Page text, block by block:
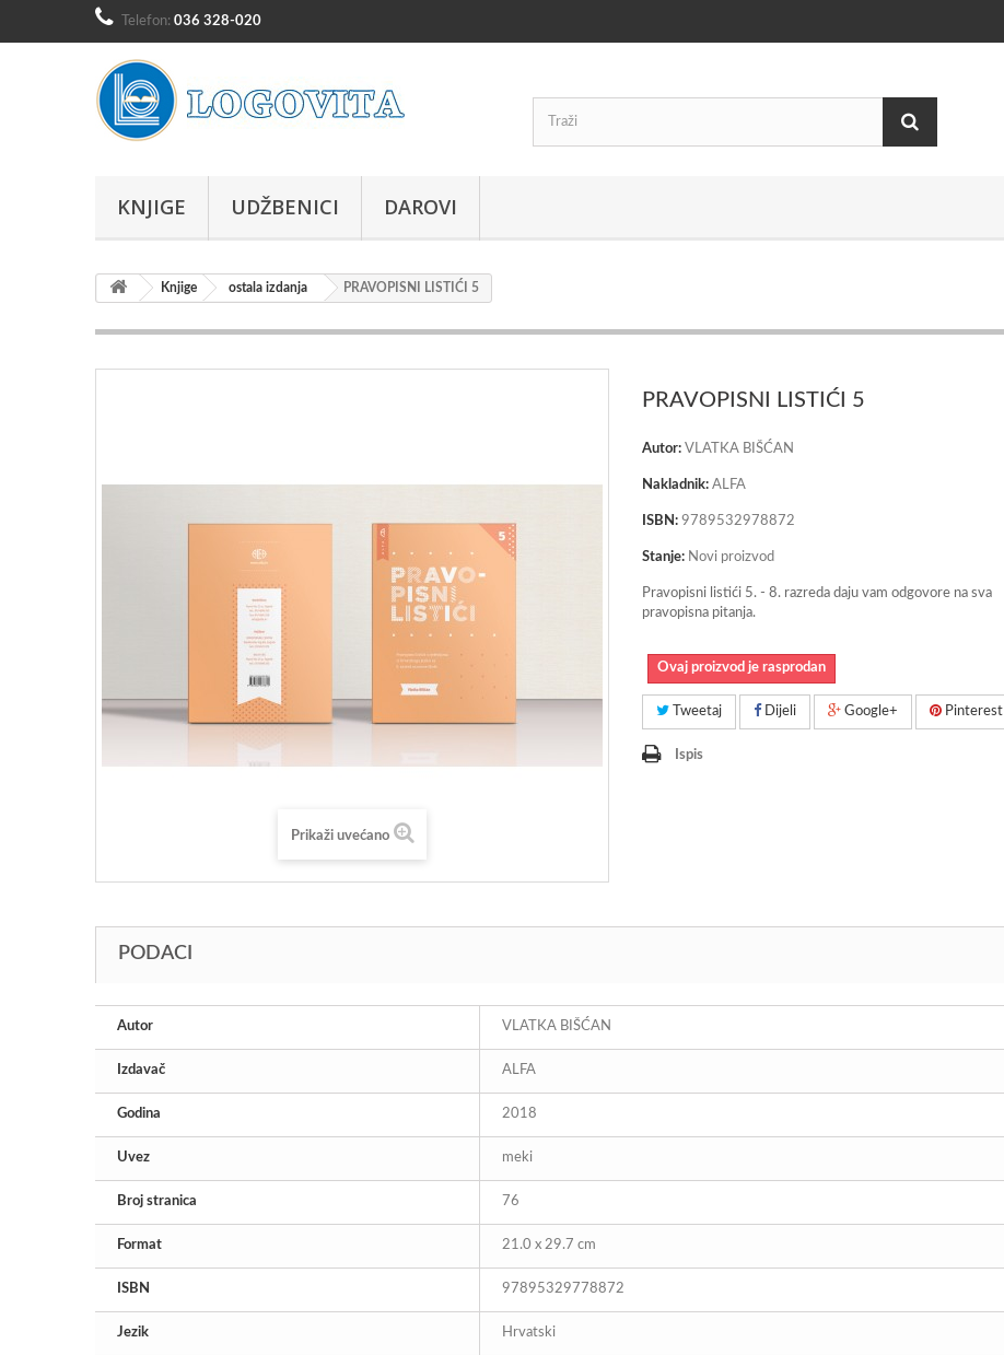
Telefon: 036 328-020
KNJIGE UDŽBENICI DAROVI
Knjige ostala izdanja PRAVOPISNI LISTIĆI 5
Prikaži uvećano
PRAVOPISNI LISTIĆI 5
Autor: VLATKA BIŠĆAN
Nakladnik: ALFA
ISBN: 9789532978872
Stanje: Novi proizvod
Pravopisni listići 5. - 8. razreda daju vam odgovore na sva
pravopisna pitanja.
Ovaj proizvod je rasprodan
Tweetaj Dijeli Google+ Pinterest
Ispis
PODACI
Autor VLATKA BIŠĆAN
Izdavač ALFA
Godina 2018
Uvez meki
Broj stranica 76
Format 21.0 x 29.7 cm
ISBN 97895329778872
Jezik Hrvatski